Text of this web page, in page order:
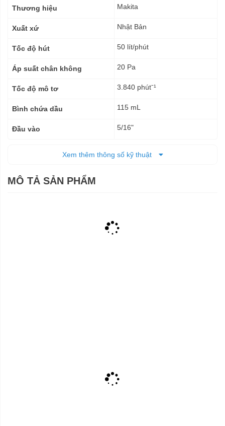
kỹThương hiệu Makita
Xuất xứ Nhật Bản
Tốc độ hút 50 lít/phút
Áp suất chân không 20 Pa
Tốc độ mô tơ 3.840 phútˉ¹­
Bình chứa dầu 115 mL
Đầu vào 5/16"
Xem thêm thông số kỹ thuật
MÔ TẢ SẢN PHẨM